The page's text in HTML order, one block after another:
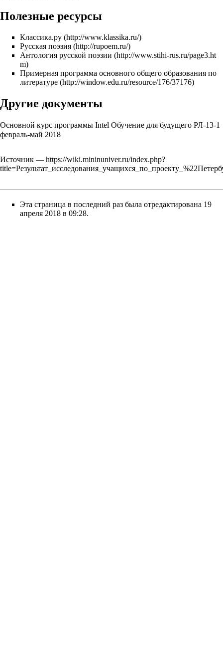
Полезные ресурсы
Классика.ру
Русская поэзия
Антология русской поэзии
Примерная программа основного общего образования по
литературе
Другие документы
Основной курс программы Intel Обучение для будущего РЛ-13-1
февраль-май 2018
Источник — https://wiki.mininuniver.ru/index.php?
Эта страница в последний раз была отредактирована 19
апреля 2018 в 09:28.